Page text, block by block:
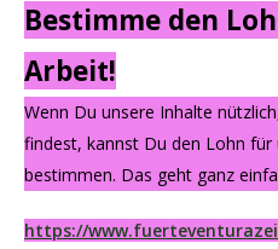
Bestimme den
Arbeit!
Wenn Du unsere Inhalte
findest, kannst Du den Lohn für
bestimmen. Das geht ganz
https://